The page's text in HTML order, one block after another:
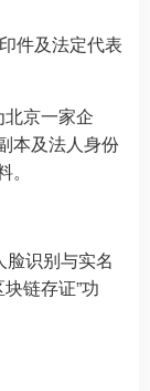
件及法定代表
京一家企
本及法人身份
脸识别与实名
链存证”功